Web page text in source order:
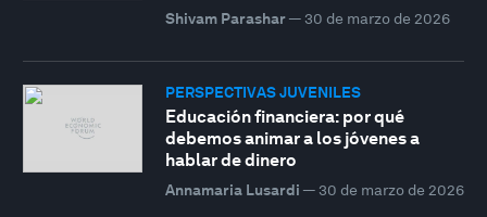
Shivam Parashar— 30 de marzo de 2026
PERSPECTIVAS JUVENILES
Educación financiera: por qué
debemos animar a los jóvenes a
hablar de dinero
Annamaria Lusardi — 30 de marzo de 2026